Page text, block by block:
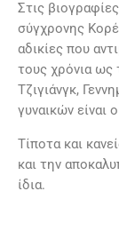
Στις
σύγχρονης
αδικίες που
τους χρόνια ως
Τζιγιάνγκ,
γυναικών είναι
Τίποτα και
και την
ίδια.